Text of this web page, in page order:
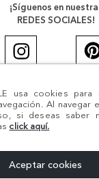
usa cookies
Al navegar
si deseas saber
click aquí.
Aceptar cookies
¡Síguenos en
REDES SOCIALES!
#52A - 370 | Medellín,